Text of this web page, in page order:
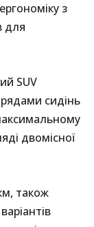
з
для
SUV
сидінь
двомісної
також